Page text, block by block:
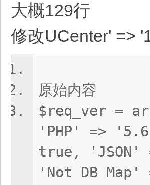
大概129行
修改UCenter' =>
原始内容
$req_ver =
'PHP' =>
true,
'Not DB